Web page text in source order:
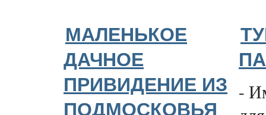
МАЛЕНЬКОЕ
ДАЧНОЕ
ПРИВИДЕНИЕ ИЗ
ПОДМОСКОВЬЯ
-